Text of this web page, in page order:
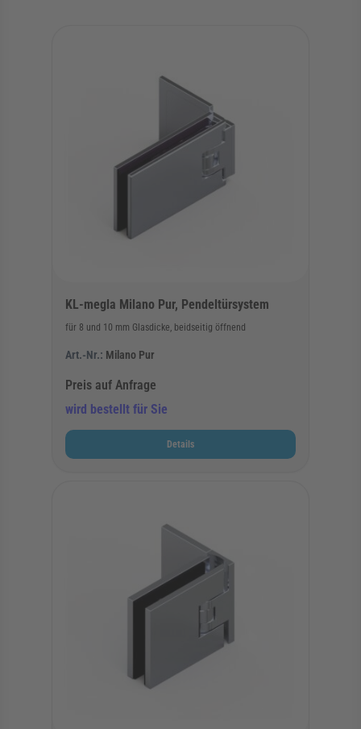
KL-megla Milano Pur, Pendeltürsystem
für 8 und 10 mm Glasdicke, beidseitig öffnend
Art.-Nr.: Milano Pur
Preis auf Anfrage
wird bestellt für Sie
Details